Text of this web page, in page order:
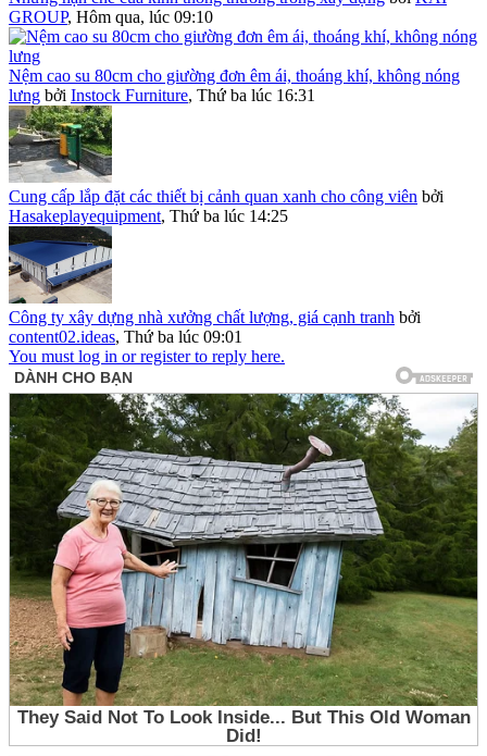
GROUP, Hôm qua, lúc 09:10
Nệm cao su 80cm cho giường đơn êm ái, thoáng khí, không nóng
lưng bởi Instock Furniture, Thứ ba lúc 16:31
Cung cấp lắp đặt các thiết bị cảnh quan xanh cho công viên bởi
Hasakeplayequipment, Thứ ba lúc 14:25
Công ty xây dựng nhà xưởng chất lượng, giá cạnh tranh bởi
content02.ideas, Thứ ba lúc 09:01
You must log in or register to reply here.